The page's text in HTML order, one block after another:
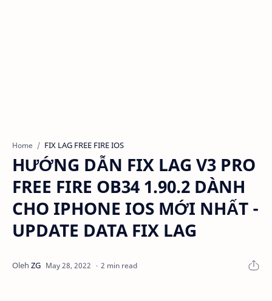
Home FIX LAG FREE FIRE IOS
HƯỚNG DẪN FIX LAG V3 PRO
FREE FIRE OB34 1.90.2 DÀNH
CHO IPHONE IOS MỚI NHẤT -
UPDATE DATA FIX LAG
2 min read